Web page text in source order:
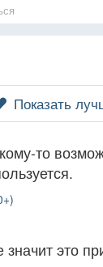
Показать
то
это